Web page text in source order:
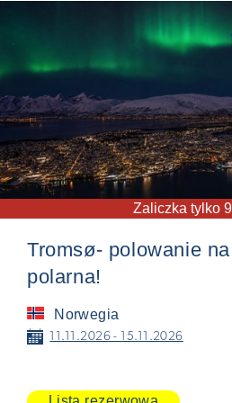
Zaliczka tylko
Tromsø- polowanie
polarna!
Norwegia
📅 11.11.2026 - 15.11.2026